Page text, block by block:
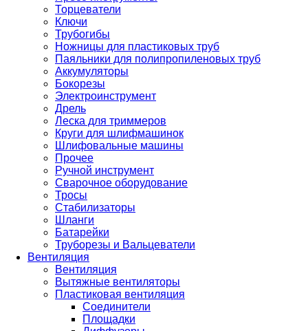
Торцеватели
Ключи
Трубогибы
Ножницы для пластиковых труб
Паяльники для полипропиленовых труб
Аккумуляторы
Бокорезы
Электроинструмент
Дрель
Леска для триммеров
Круги для шлифмашинок
Шлифовальные машины
Прочее
Ручной инструмент
Сварочное оборудование
Тросы
Стабилизаторы
Шланги
Батарейки
Труборезы и Вальцеватели
Вентиляция
Вентиляция
Вытяжные вентиляторы
Пластиковая вентиляция
Соединители
Площадки